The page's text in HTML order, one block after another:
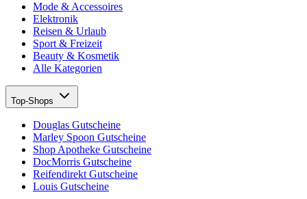
Mode & Accessoires
Elektronik
Reisen & Urlaub
Sport & Freizeit
Beauty & Kosmetik
Alle Kategorien
Top-Shops
Douglas Gutscheine
Marley Spoon Gutscheine
Shop Apotheke Gutscheine
DocMorris Gutscheine
Reifendirekt Gutscheine
Louis Gutscheine